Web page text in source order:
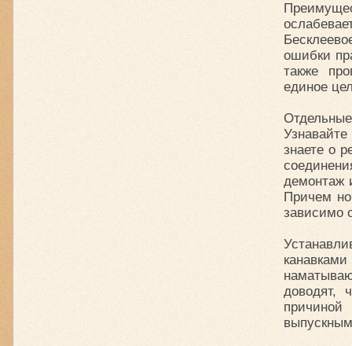
ошибки
также
единое
знаете о
демонтаж
Причем
зависимо
доводят,